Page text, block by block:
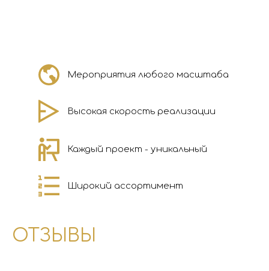
Мероприятия любого масштаба
Каждый проект - уникальный
Высокая скорость реализации
Широкий ассортимент
ОТЗЫВЫ